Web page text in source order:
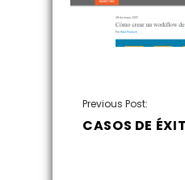
DE
Previous Post:
CASOS DE